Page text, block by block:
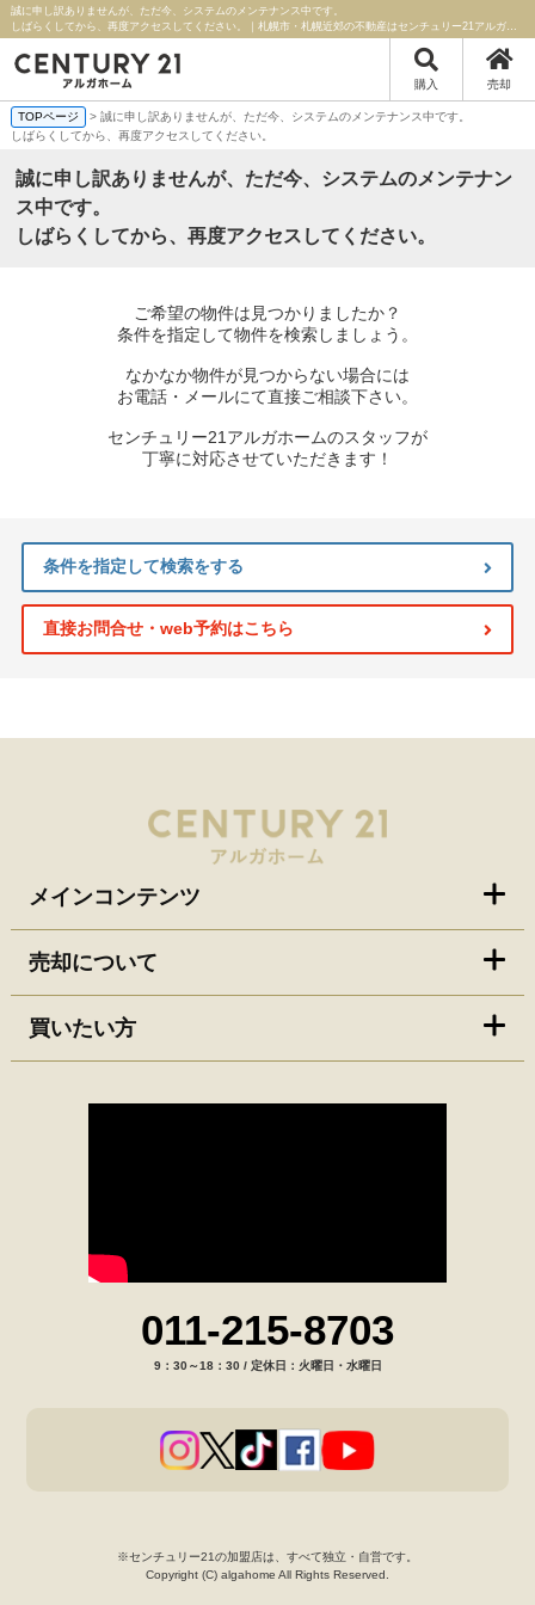
誠に申し訳ありませんが、ただ今、システムのメンテナンス中です。
しばらくしてから、再度アクセスしてください。｜札幌市・札幌近郊の不動産はセンチュリー21アルガホーム
購入 売却
TOPページ
> 誠に申し訳ありませんが、ただ今、システムのメンテナンス中です。
しばらくしてから、再度アクセスしてください。
誠に申し訳ありませんが、ただ今、システムのメンテナン
ス中です。
しばらくしてから、再度アクセスしてください。
ご希望の物件は見つかりましたか？
条件を指定して物件を検索しましょう。
なかなか物件が見つからない場合には
お電話・メールにて直接ご相談下さい。
センチュリー21アルガホームのスタッフが
丁寧に対応させていただきます！
条件を指定して検索をする
直接お問合せ・web予約はこちら
メインコンテンツ
売却について
買いたい方
011-215-8703
9：30～18：30 / 定休日：火曜日・水曜日
※センチュリー21の加盟店は、すべて独立・自営です。
Copyright (C) algahome All Rights Reserved.